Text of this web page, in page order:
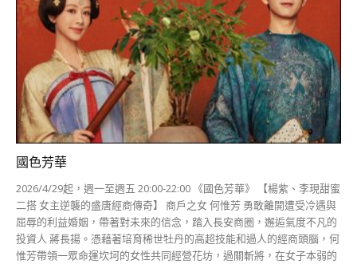
國色芳華
2026/4/29起，週一至週五 20:00-22:00 《國色芳華》 【楊紫、李現甜蜜
二搭 女主逆襲的盛唐經商傳奇】 商戶之女 何惟芳 勇敢離開遭受冷遇與
屈辱的利益婚姻，帶著對未來的信念，踏入長安商圈，邂逅氣度不凡的
投資人 蔣長揚。憑藉著培育稀世牡丹的高超技能和過人的經商頭腦，何
惟芳帶領一眾命運坎坷的女性共同經營花坊，過關斬將，在女子本弱的